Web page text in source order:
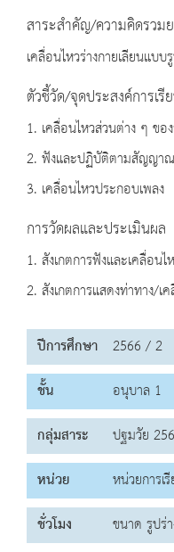
สาระสำคัญ/ความคิดรวม
เคลื่อนไหวร่างกายเลียนแบ
ตัวชี้วัด/จุดประสงค์การเรี
1. เคลื่อนไหวส่วนต่าง ๆ ขอ
2. ฟังและปฏิบัติตามสัญญา
3. เคลื่อนไหวประกอบเพลง
การวัดผลและประเมินผล
1. สังเกตการฟังและเคลื่
2. สังเกตการแสดงท่าทาง/เ
ปีการศึกษา 2566 / 2
ชั้น
อนุบาล 1
กลุ่มสาระ
ปฐมวัย
หน่วย
หน่วยการเ
ชั่วโมง
ขนาด รูปร่